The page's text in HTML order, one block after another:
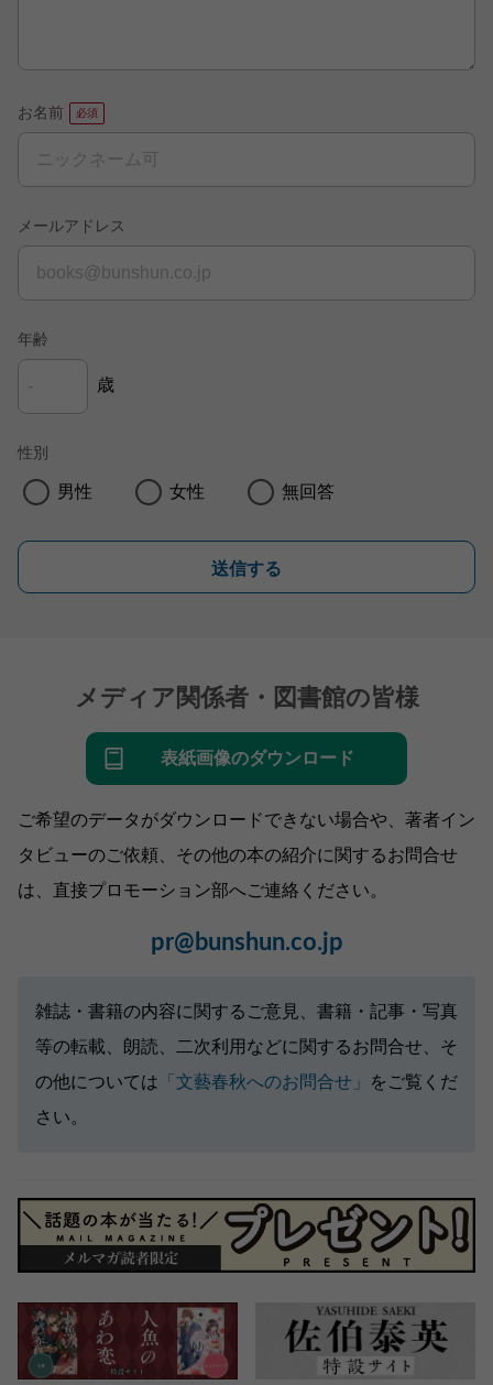
お名前
メールアドレス
年齢
歳
性別
男性 女性 無回答
送信する
メディア関係者・図書館の皆様
表紙画像のダウンロード
ご希望のデータがダウンロードできない場合や、著者イン
タビューのご依頼、その他の本の紹介に関するお問合せ
は、直接プロモーション部へご連絡ください。
pr@bunshun.co.jp
雑誌・書籍の内容に関するご意見、書籍・記事・写真
等の転載、朗読、二次利用などに関するお問合せ、そ
の他については 「文藝春秋へのお問合せ」
をご覧くだ
さい。